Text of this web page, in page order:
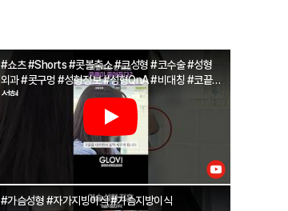
#쇼츠 #Shorts #콧볼축소 #코성형 #코수술 #성형
외과 #콧구멍 #성형정보 #성형QnA #비대칭 #코끝
성형
#가슴성형 #자가지빙이식 #가슴지방이식